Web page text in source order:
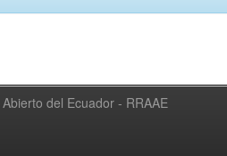
del Ecuador - RRAAE